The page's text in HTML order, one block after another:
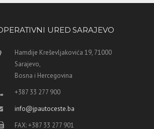
URED SARAJEVO
Hamdije Kreševljakovića 19, 71000
Sarajevo,
Bosna i Hercegovina
+387 33 277 900
info@jpautoceste.ba
FAX: +387 33 277 901